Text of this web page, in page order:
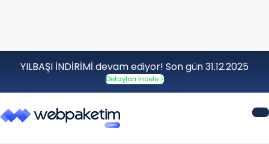
YILBAŞI İNDİRİMİ devam ediyor! Son gün 31.12.2025
Detayları İncele >